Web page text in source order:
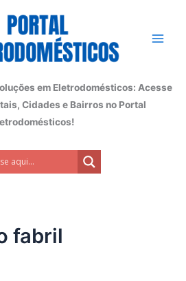
em Eletrodomésticos: Acesse
Cidades e Bairros no Portal
fabril